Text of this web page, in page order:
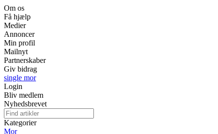
Om os
Få hjælp
Medier
Annoncer
Min profil
Mailnyt
Partnerskaber
Giv bidrag
single mor
Login
Bliv medlem
Nyhedsbrevet
Kategorier
Mor